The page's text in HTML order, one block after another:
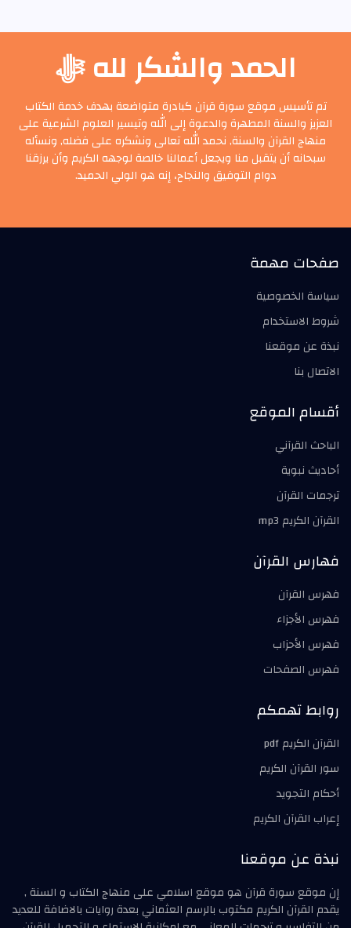
الحمد والشكر لله ﷻ
تم تأسيس موقع سورة قرآن كبادرة متواضعة بهدف خدمة الكتاب
العزيز والسنة المطهرة والدعوة إلى الله وتيسير العلوم الشرعية على
منهاج القرآن والسنة, نحمد الله تعالى ونشكره على فضله, ونسأله
سبحانه أن يتقبل منا ويجعل أعمالنا خالصة لوجهه الكريم وأن يرزقنا
دوام التوفيق والنجاح، إنه هو الولي الحميد.
صفحات مهمة
سياسة الخصوصية
شروط الاستخدام
نبذة عن موقعنا
الاتصال بنا
أقسام الموقع
الباحث القرآني
أحاديث نبوية
ترجمات القرآن
القرآن الكريم mp3
فهارس القرآن
فهرس القرآن
فهرس الأجزاء
فهرس الأحزاب
فهرس الصفحات
روابط تهمكم
القرآن الكريم pdf
سور القرآن الكريم
أحكام التجويد
إعراب القرآن الكريم
نبذة عن موقعنا
إن موقع سورة قرآن هو موقع اسلامي على منهاج الكتاب و السنة ,
يقدم القرآن الكريم مكتوب بالرسم العثماني بعدة روايات بالاضافة للعديد